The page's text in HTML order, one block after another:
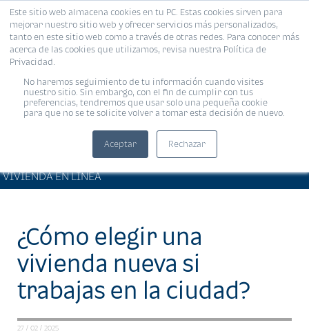
Este sitio web almacena cookies en tu PC. Estas cookies sirven para
mejorar nuestro sitio web y ofrecer servicios más personalizados,
tanto en este sitio web como a través de otras redes. Para conocer más
acerca de las cookies que utilizamos, revisa nuestra Política de
Privacidad.
No haremos seguimiento de tu información cuando visites
nuestro sitio. Sin embargo, con el fin de cumplir con tus
preferencias, tendremos que usar solo una pequeña cookie
para que no se te solicite volver a tomar esta decisión de nuevo.
Aceptar Rechazar
MENÚ
VIVIENDA EN LÍNEA
¿Cómo elegir una
vivienda nueva si
trabajas en la ciudad?
27 / 02 / 2025